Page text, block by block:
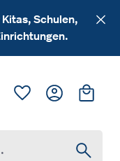
Schulen,
Du hast 0